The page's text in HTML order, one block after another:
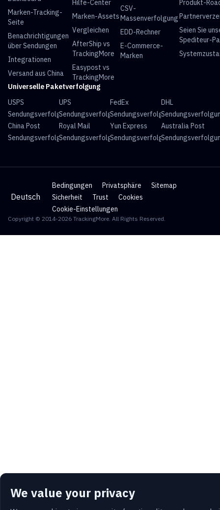
We value your privacy
Marken-Tracking-
Seite
Benachrichtigungen
über Sendungen
Integrationen
Versand aus China
Hilfe-Center
Marken-Assets
Vergleichen
AfterShip vs
TrackingMore
Easypost vs
TrackingMore
CSV-
Massenverfolgung
EDD-Rechner
E-Commerce-
Marken
Produkt-
Seien Sie
Spediteur-
Universelle Paketverfolgung
USPS
Sendungsverfolgung
UPS
Sendungsverfolgung
FedEx
Sendungsverfolgung
DHL
China Post
Sendungsverfolgung
Royal Mail
Sendungsverfolgung
Yun Express
Sendungsverfolgung
Australia Post
Deutsch
Bedingungen Privatsphäre
Sitemap
Sicherheit
Trust
Cookies
Cookie-Einstellungen
Copyright © 2014-2026 TrackingMore. All Rights Reserved.